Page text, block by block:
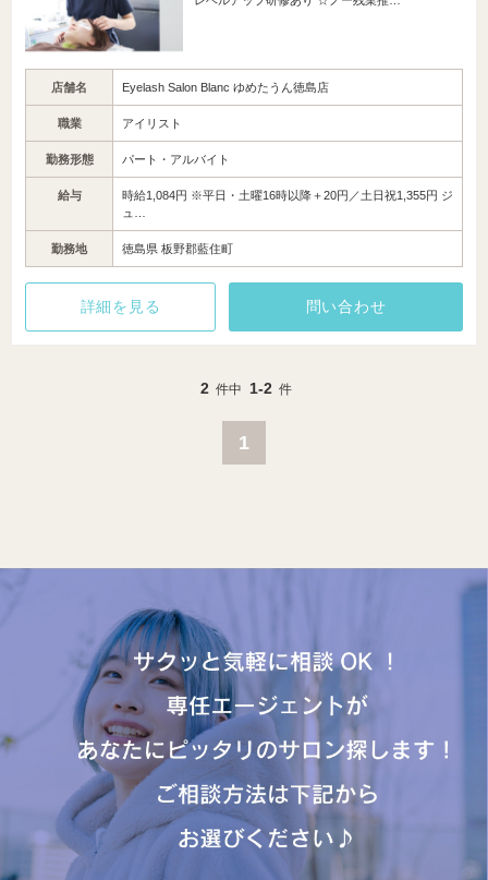
店舗名 Eyelash Salon Blanc ゆめたうん徳島店
職業 アイリスト
勤務形態 パート・アルバイト
給与
時給1,084円 ※平日・土曜16時以降＋20円／土日祝1,355円 ジ
ュ…
勤務地 徳島県 板野郡藍住町
詳細を見る 問い合わせ
2 件中 1-2 件
1